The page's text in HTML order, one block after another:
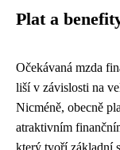
Plat a
Očekávaná mzda
liší v závislosti na
Nicméně, obecně
atraktivním
který tvoří základní